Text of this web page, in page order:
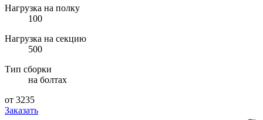
Нагрузка на полку
100
Нагрузка на секцию
500
Тип сборки
на болтах
от 3235
Заказать